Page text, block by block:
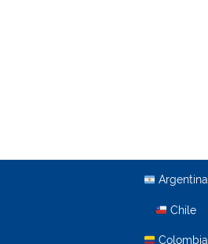
Argentina
Chile
Colombia